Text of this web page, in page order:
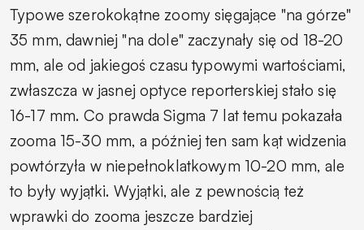
Typowe szerokokątne zoomy sięgające "na górze"
35 mm, dawniej "na dole" zaczynały się od 18-20
mm, ale od jakiegoś czasu typowymi wartościami,
zwłaszcza w jasnej optyce reporterskiej stało się
16-17 mm. Co prawda Sigma 7 lat temu pokazała
zooma 15-30 mm, a później ten sam kąt widzenia
powtórzyła w niepełnoklatkowym 10-20 mm, ale
to były wyjątki. Wyjątki, ale z pewnością też
wprawki do zooma jeszcze bardziej